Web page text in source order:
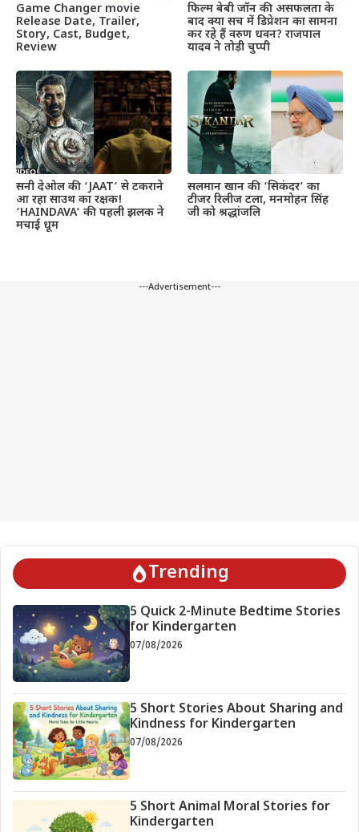
Game Changer movie
Release Date, Trailer,
Story, Cast, Budget,
Review
फिल्म बेबी जॉन की असफलता के
बाद क्या सच में डिप्रेशन का सामना
कर रहे हैं वरुण धवन? राजपाल
यादव ने तोड़ी चुप्पी
सनी देओल की ‘JAAT’ से टकराने
आ रहा साउथ का रक्षक!
‘HAINDAVA’ की पहली झलक ने
मचाई धूम
सलमान खान की ‘सिकंदर’ का
टीजर रिलीज टला, मनमोहन सिंह
जी को श्रद्धांजलि
---Advertisement---
Trending
5 Quick 2-Minute Bedtime Stories
for Kindergarten
07/08/2026
5 Short Stories About Sharing and
Kindness for Kindergarten
07/08/2026
5 Short Animal Moral Stories for
Kindergarten